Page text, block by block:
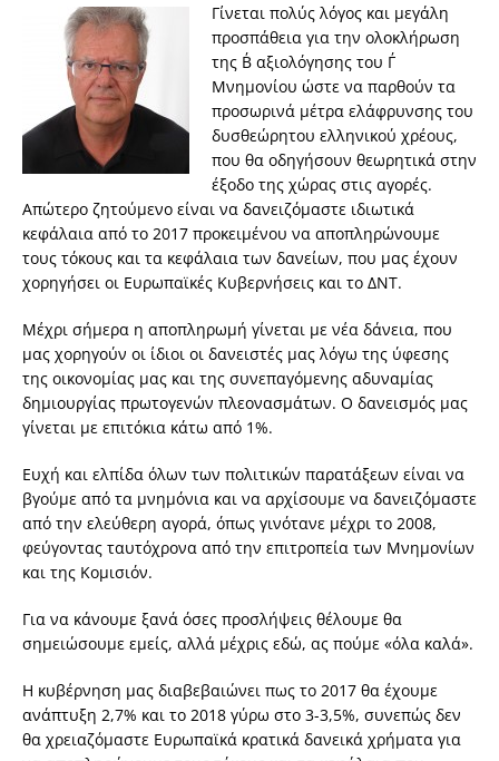
Γίνεται πολύς λόγος και μεγάλη
προσπάθεια για την ολοκλήρωση
της Β΄ αξιολόγησης του Γ΄
Μνημονίου ώστε να παρθούν τα
προσωρινά μέτρα ελάφρυνσης του
δυσθεώρητου ελληνικού χρέους,
που θα οδηγήσουν θεωρητικά στην
έξοδο της χώρας στις αγορές.
Απώτερο ζητούμενο είναι να δανειζόμαστε ιδιωτικά
κεφάλαια από το 2017 προκειμένου να αποπληρώνουμε
τους τόκους και τα κεφάλαια των δανείων, που μας έχουν
χορηγήσει οι Ευρωπαϊκές Κυβερνήσεις και το ΔΝΤ.
Μέχρι σήμερα η αποπληρωμή γίνεται με νέα δάνεια, που
μας χορηγούν οι ίδιοι οι δανειστές μας λόγω της ύφεσης
της οικονομίας μας και της συνεπαγόμενης αδυναμίας
δημιουργίας πρωτογενών πλεονασμάτων. Ο δανεισμός μας
γίνεται με επιτόκια κάτω από 1%.
Ευχή και ελπίδα όλων των πολιτικών παρατάξεων είναι να
βγούμε από τα μνημόνια και να αρχίσουμε να δανειζόμαστε
από την ελεύθερη αγορά, όπως γινότανε μέχρι το 2008,
φεύγοντας ταυτόχρονα από την επιτροπεία των Μνημονίων
και της Κομισιόν.
Για να κάνουμε ξανά όσες προσλήψεις θέλουμε θα
σημειώσουμε εμείς, αλλά μέχρις εδώ, ας πούμε «όλα καλά».
Η κυβέρνηση μας διαβεβαιώνει πως το 2017 θα έχουμε
ανάπτυξη 2,7% και το 2018 γύρω στο 3-3,5%, συνεπώς δεν
θα χρειαζόμαστε Ευρωπαϊκά κρατικά δανεικά χρήματα για